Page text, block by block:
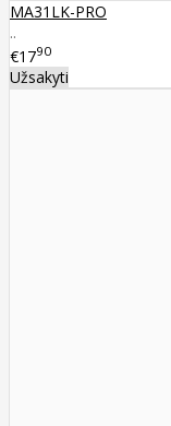
MA31LK-PRO
..
€1790
Užsakyti